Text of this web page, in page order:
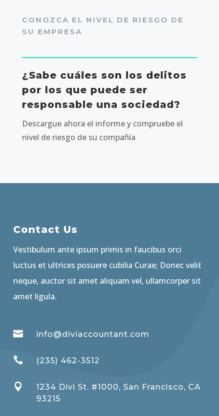
CONOZCA EL NIVEL DE RIESGO DE
SU EMPRESA
¿Sabe cuáles son los delitos
por los que puede ser
responsable una sociedad?
Descargue ahora el informe y compruebe el
nivel de riesgo de su compañía
Contact Us
Vestibulum ante ipsum primis in faucibus orci
luctus et ultrices posuere cubilia Curae; Donec velit
neque, auctor sit amet aliquam vel, ullamcorper sit
amet ligula.
 info@diviaccountant.com
 (235) 462-3512

1234 Divi St. #1000, San Francisco, CA
93215